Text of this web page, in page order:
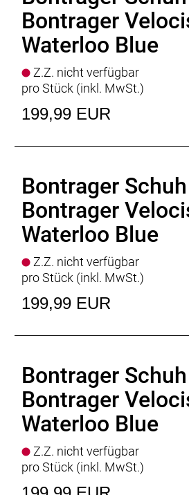
Bontrager
Waterloo Blue
Z.Z. nicht verfügbar
pro Stück (inkl. MwSt.)
199,99 EUR
Bontrager Schuh
Bontrager
Waterloo Blue
Z.Z. nicht verfügbar
pro Stück (inkl. MwSt.)
199,99 EUR
Bontrager Schuh
Bontrager
Waterloo Blue
Z.Z. nicht verfügbar
pro Stück (inkl. MwSt.)